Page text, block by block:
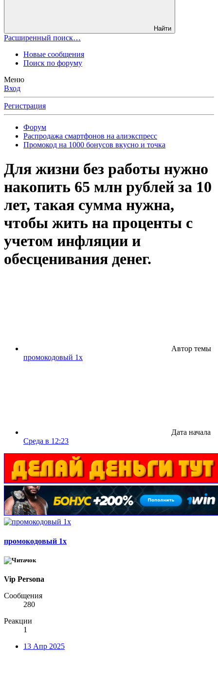
Найти
Расширенный поиск…
Новые сообщения
Поиск по форуму
Меню
Вход
Регистрация
Форум
Распродажа смартфонов на алиэкспресс
Промокод на 1000 бонусов вкусно и точка
Для жизни без работы нужно
накопить 65 млн рублей за 10
лет, такая сумма нужна,
чтобы жить на проценты с
учетом инфляции и
обесценивания денег.
Автор темы
промокодовый 1x
Дата начала
Среда в 12:23
промокодовый 1x
Vip Persona
Сообщения
280
Реакции
1
13 Апр 2025